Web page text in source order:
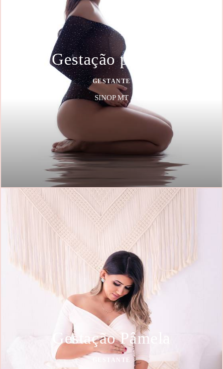
Gestação poliana
GESTANTE
SINOP MT
Gestação Pâmela
GESTANTE